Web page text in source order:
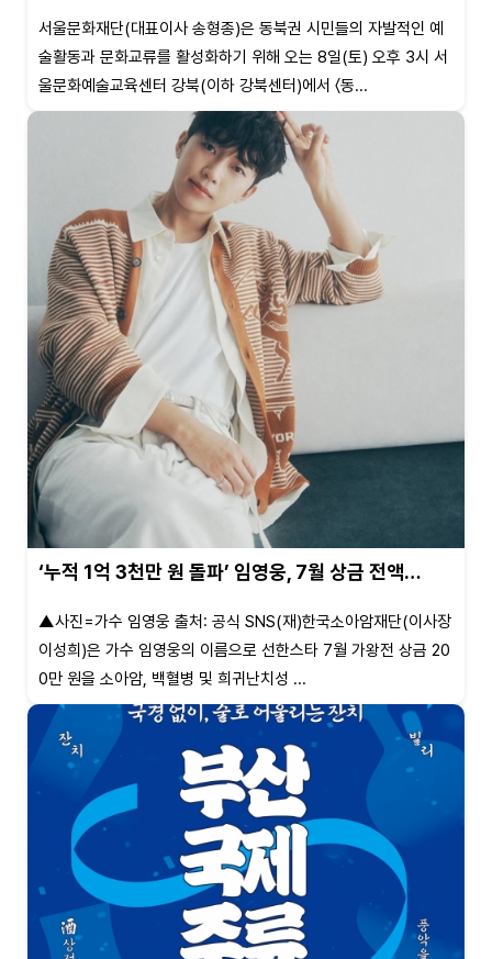
서울문화재단(대표이사 송형종)은 동북권 시민들의 자발적인 예
술활동과 문화교류를 활성화하기 위해 오는 8일(토) 오후 3시 서
울문화예술교육센터 강북(이하 강북센터)에서 〈동...
‘누적 1억 3천만 원 돌파’ 임영웅, 7월 상금 전액…
▲사진=가수 임영웅 출처: 공식 SNS(재)한국소아암재단(이사장
이성희)은 가수 임영웅의 이름으로 선한스타 7월 가왕전 상금 20
0만 원을 소아암, 백혈병 및 희귀난치성 ...